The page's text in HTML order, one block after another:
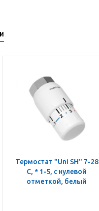
Термостат "Uni SH" 7-28
C, * 1-5, с нулевой
отметкой, белый